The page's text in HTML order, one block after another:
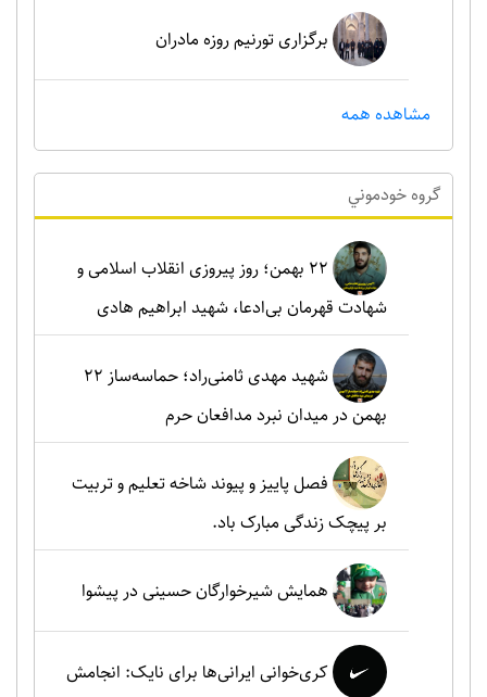
برگزاری تورنیم روزه مادران
مشاهده همه
گروه خودموني
۲۲ بهمن؛ روز پیروزی انقلاب اسلامی و
شهادت قهرمان بی‌ادعا، شهید ابراهیم هادی
شهید مهدی ثامنی‌راد؛ حماسه‌ساز ۲۲
بهمن در میدان نبرد مدافعان حرم
فصل پاییز و پیوند شاخه تعلیم و تربیت
بر پیچک زندگی مبارک باد.
همایش شیرخوارگان حسینی در پیشوا
کری‌خوانی ایرانی‌ها برای نایک: انجامش